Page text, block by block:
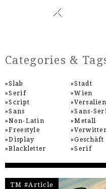
Categories &
Slab
Serif
Script
Sans
Non-Latin
Freestyle
Display
Blackletter
Stadt
Wien
Versalien
Sans-
Metall
Geschäft
Serif
TM #Article